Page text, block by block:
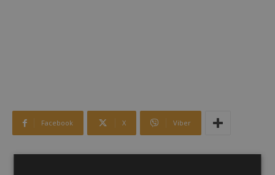
Facebook X Viber